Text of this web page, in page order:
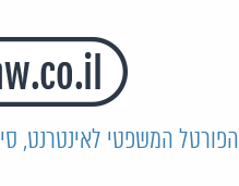
הפורטל המשפטי לאינטרנט,